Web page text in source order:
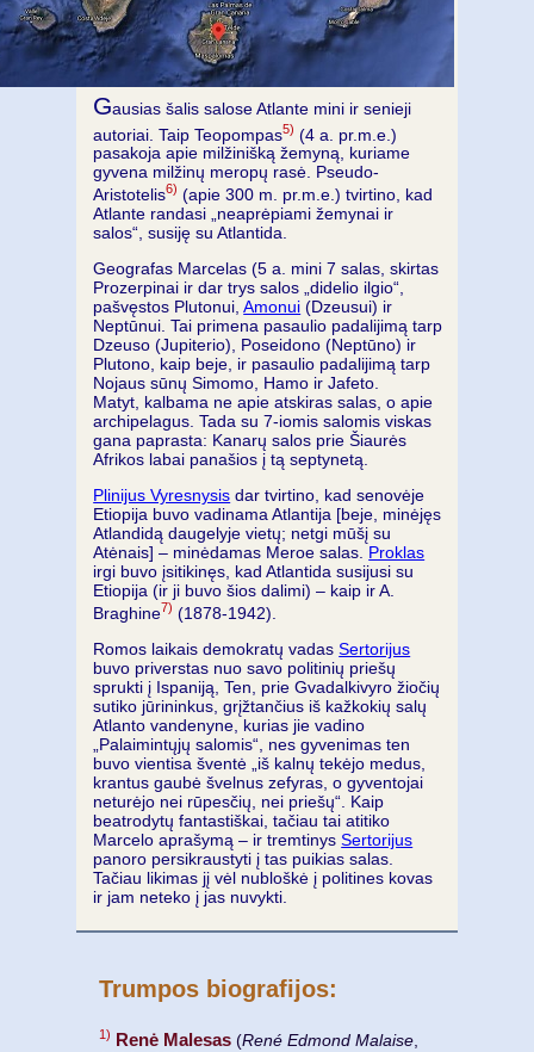
Gausias šalis salose Atlante mini ir senieji
autoriai. Taip Teopompas5) (4 a. pr.m.e.)
pasakoja apie milžinišką žemyną, kuriame
gyvena milžinų meropų rasė. Pseudo-
Aristotelis6) (apie 300 m. pr.m.e.) tvirtino, kad
Atlante randasi „neaprėpiami žemynai ir
salos“, susiję su Atlantida.
Geografas Marcelas (5 a. mini 7 salas, skirtas
Prozerpinai ir dar trys salos „didelio ilgio“,
pašvęstos Plutonui,Amonui (Dzeusui) ir
Neptūnui. Tai primena pasaulio padalijimą tarp
Dzeuso (Jupiterio), Poseidono (Neptūno) ir
Plutono, kaip beje, ir pasaulio padalijimą tarp
Nojaus sūnų Simomo, Hamo ir Jafeto.
Matyt, kalbama ne apie atskiras salas, o apie
archipelagus. Tada su 7-iomis salomis viskas
gana paprasta: Kanarų salos prie Šiaurės
Afrikos labai panašios į tą septynetą.
Plinijus Vyresnysis dar tvirtino, kad senovėje
Etiopija buvo vadinama Atlantija [beje, minėjęs
Atlandidą daugelyje vietų; netgi mūšį su
Atėnais] – minėdamas Meroe salas. Proklas
irgi buvo įsitikinęs, kad Atlantida susijusi su
Etiopija (ir ji buvo šios dalimi) – kaip ir A.
Braghine7) (1878-1942).
Romos laikais demokratų vadasSertorijus
buvo priverstas nuo savo politinių priešų
sprukti į Ispaniją, Ten, prie Gvadalkivyro žiočių
sutiko jūrininkus, grįžtančius iš kažkokių salų
Atlanto vandenyne, kurias jie vadino
„Palaimintųjų salomis“, nes gyvenimas ten
buvo vientisa šventė „iš kalnų tekėjo medus,
krantus gaubė švelnus zefyras, o gyventojai
neturėjo nei rūpesčių, nei priešų“. Kaip
beatrodytų fantastiškai, tačiau tai atitiko
Marcelo aprašymą – ir tremtinysSertorijus
panoro persikraustyti į tas puikias salas.
Tačiau likimas jį vėl nubloškė į politines kovas
ir jam neteko į jas nuvykti.
Trumpos biografijos:
1) Renė Malesas (René Edmond Malaise